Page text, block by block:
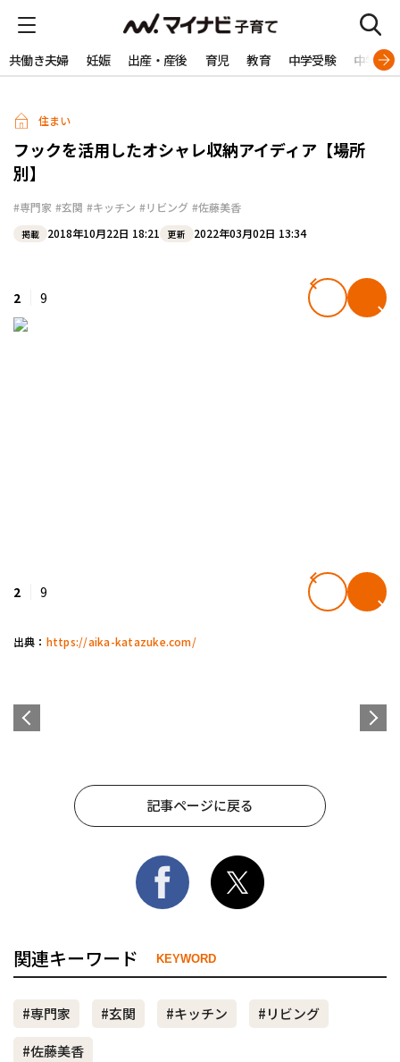
共働き夫婦 妊娠 出産・産後 育児 教育 中学受験 中学生
住まい
フックを活用したオシャレ収納アイディア【場所
別】
#専門家 #玄関 #キッチン #リビング #佐藤美香
掲載 2018年10月22日 18:21 更新 2022年03月02日 13:34
2 9
2 9
出典： https://aika-katazuke.com/
記事ページに戻る
関連キーワード KEYWORD
#専門家 #玄関 #キッチン
#リビング
#佐藤美香